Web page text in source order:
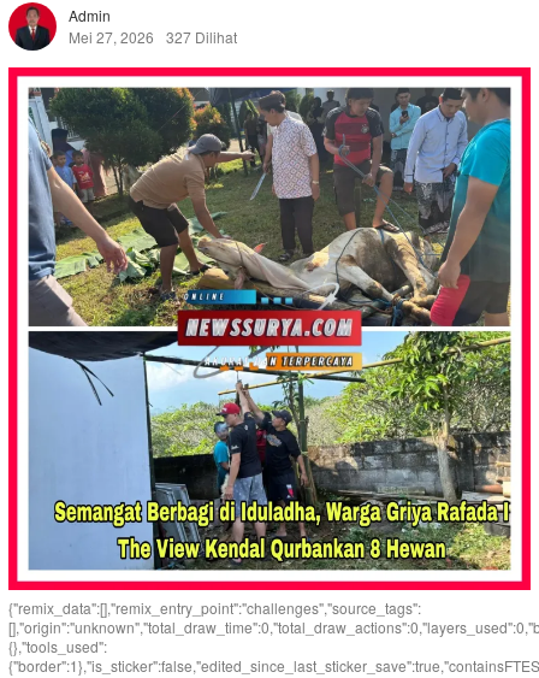
Admin
Mei 27, 2026
327 Dilihat
{"remix_data":[],"remix_entry_point":"challenges","source_tags":
{},"tools_used":